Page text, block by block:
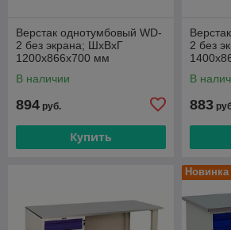
Верстак однотумбовый WD-
2 без экрана; ШxВxГ
1200x866х700 мм
В наличии
894 руб.
Купить
2 без
В
883
Новинка